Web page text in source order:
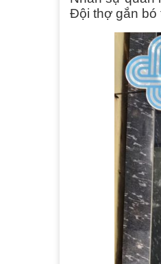
Đội thợ gắn bó